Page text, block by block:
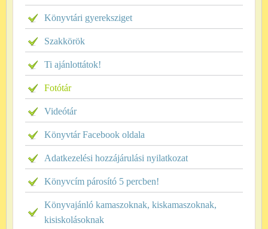
Könyvtári gyereksziget
Szakkörök
Ti ajánlottátok!
Fotótár
Videótár
Könyvtár Facebook oldala
Adatkezelési hozzájárulási nyilatkozat
Könyvcím párosító 5 percben!
Könyvajánló kamaszoknak, kiskamaszoknak,
kisiskolásoknak